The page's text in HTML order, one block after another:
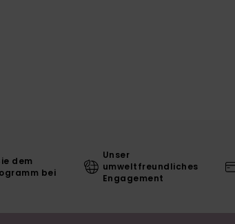
dem
bei
Unser
umweltfreundliches
Engagement